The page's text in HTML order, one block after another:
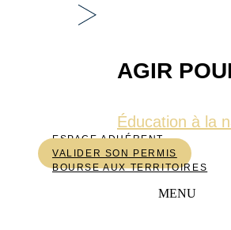
AGIR
Éducation à la
ESPACE ADHÉRENT
VALIDER SON PERMIS
BOURSE AUX TERRITOIRES
MENU